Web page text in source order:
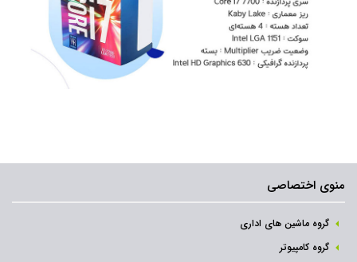
منوی اختصاصی
گروه ماشین های اداری
گروه کامپیوتر